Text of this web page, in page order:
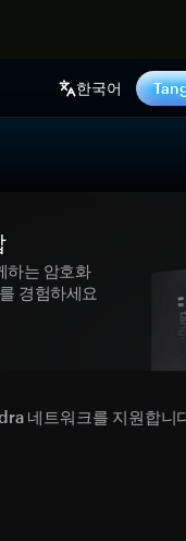
한국어
하는 암호화
경험하세요
네트워크를 지원합니